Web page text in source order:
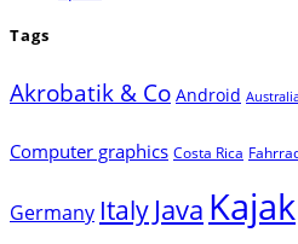
Tags
Akrobatik & Co Android
Computer graphics Costa Rica
Germany Italy Java Kajak